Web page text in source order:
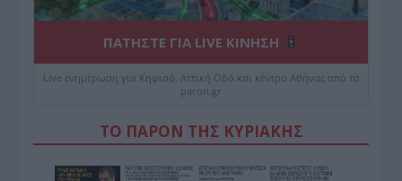
ΠΑΤΗΣΤΕ ΓΙΑ LIVE ΚΙΝΗΣΗ
Live ενημέρωση για Κηφισό, Αττική Οδό και κέντρο Αθήνας από το
paron.gr
ΤΟ ΠΑΡΟΝ ΤΗΣ ΚΥΡΙΑΚΗΣ